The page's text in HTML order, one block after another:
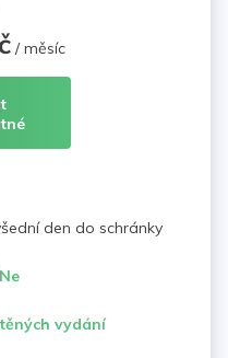
/ měsíc
den do schránky
vydání